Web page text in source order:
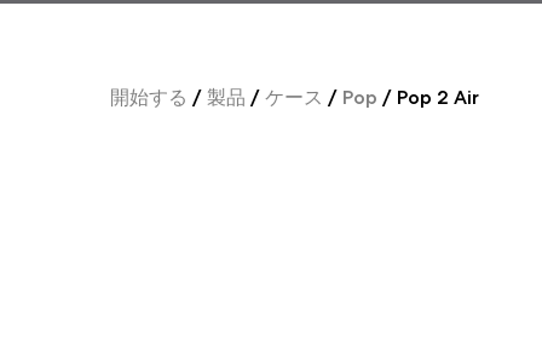
開始する /製品 /ケース / Pop / Pop 2 Air